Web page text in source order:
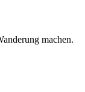
machen.